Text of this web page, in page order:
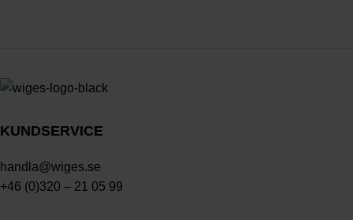
KUNDSERVICE
handla@wiges.se
+46 (0)320 – 21 05 99